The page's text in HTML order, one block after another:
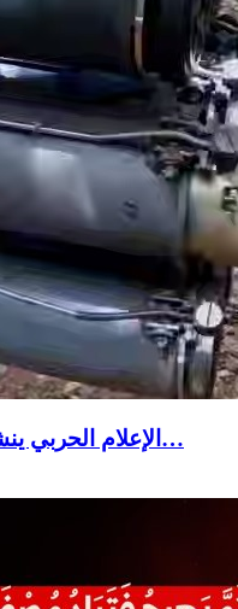
الإعلام الحربي ينشر .. المُقاوَمَة مُستَمرّة وسَتَبقى…